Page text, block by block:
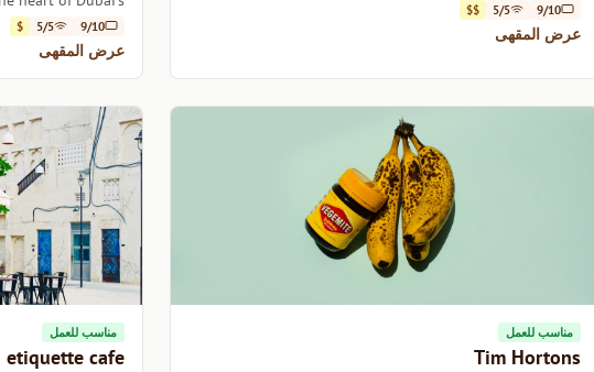
9/10
5/5
$$
عرض المقهى
Business Bay.
9/10
5/5
$
عرض المقهى
مناسب للعمل
Tim Hortons
مناسب للعمل
etiquette cafe